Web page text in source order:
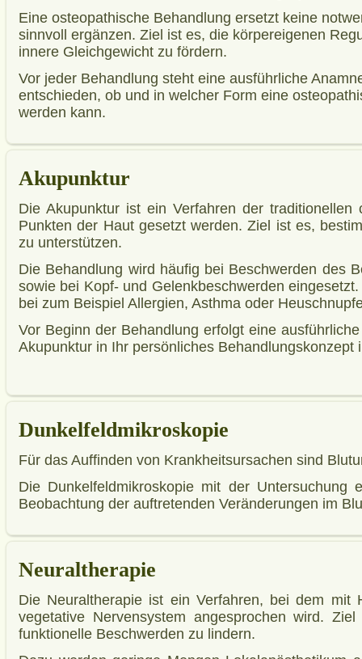
Eine osteopathische Behandlung ersetzt keine
sinnvoll ergänzen. Ziel ist es, die körpereigenen
innere Gleichgewicht zu fördern.
Vor jeder Behandlung steht eine ausführliche
entschieden, ob und in welcher Form eine
werden kann.
Akupunktur
Die Akupunktur ist ein Verfahren der
Punkten der Haut gesetzt werden. Ziel ist es,
zu unterstützen.
Die Behandlung wird häufig bei Beschwerden des
sowie bei Kopf‑ und Gelenkbeschwerden
bei zum Beispiel Allergien, Asthma oder
Vor Beginn der Behandlung erfolgt eine
Akupunktur in Ihr persönliches Behandlungskonzept
Dunkelfeldmikroskopie
Für das Auffinden von Krankheitsursachen sind
Die Dunkelfeldmikroskopie mit der Untersuchung
Beobachtung der auftretenden Veränderungen im
Neuraltherapie
Die Neuraltherapie ist ein Verfahren, bei dem mit
vegetative Nervensystem angesprochen wird.
funktionelle Beschwerden zu lindern.